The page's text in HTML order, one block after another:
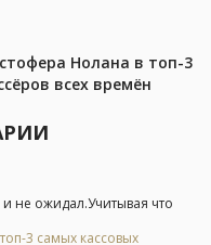
Нолана в топ-3
всех времён
не ожидал.Учитывая что
3 самых кассовых